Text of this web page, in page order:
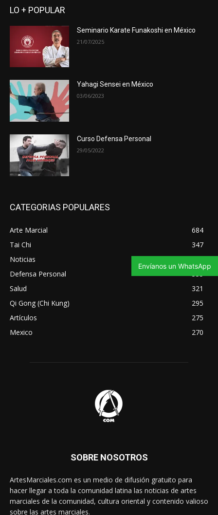
LO + POPULAR
Seminario Karate Funakoshi en México
21/07/2025
Yahagi Sensei en México
03/06/2023
Curso Defensa Personal
29/05/2022
CATEGORIAS POPULARES
Arte Marcial
684
Tai Chi
347
Noticias
343
Defensa Personal
Salud
321
Qi Gong (Chi Kung)
295
Artículos
275
Mexico
270
SOBRE NOSOTROS
ArtesMarciales.com es un medio de difusión gratuito para
hacer llegar a toda la comunidad latina las noticias de artes
marciales de la comunidad, cultura oriental y contenido valioso
sobre las artes marciales.
Envíanos un WhatsApp